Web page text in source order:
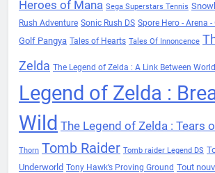
Heroes of Mana Sega Superstars Tennis
Rush Adventure Sonic Rush DS Spore Hero - Arena -
Golf Pangya Tales of Hearts Tales Of Innoncence
Zelda The Legend of Zelda : A Link Between
Legend of Zelda :
Wild The Legend of Zelda : Tears
Thorn Tomb Raider Tomb raider Legend DS
Underworld Tony Hawk’s Proving Ground Tout